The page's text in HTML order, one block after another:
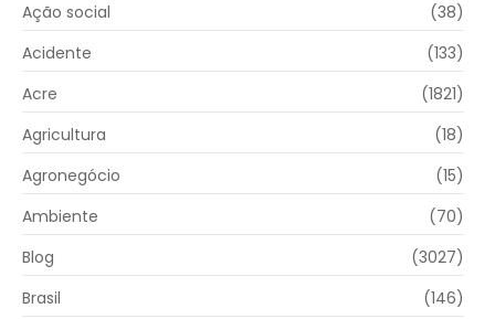
Ação social
(38)
Acidente
(133)
Acre
(1821)
Agricultura
(18)
Agronegócio
(15)
Ambiente
(70)
Blog
(3027)
Brasil
(146)